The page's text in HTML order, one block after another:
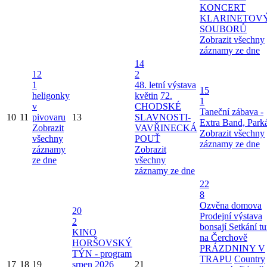
KONCERT
SOUBORŮ
Zobrazit všechny
záznamy ze dne
10 11
12
1
heligonky
v
pivovaru
Zobrazit
všechny
záznamy
ze dne
13
14
2
48. letní výstava
květin 72.
CHODSKÉ
SLAVNOSTI-
VAVŘINECKÁ
POUŤ
Zobrazit
všechny
záznamy ze dne
15
1
Taneční zábava -
Extra Band,
Zobrazit všechny
záznamy ze dne
17 18 19
20
2
KINO
HORŠOVSKÝ
TÝN - program
srpen 2026
21
22
8
Ozvěna domova
Prodejní výstava
bonsají Setkání
na Čerchově
PRÁZDNINY V
TRAPU Country